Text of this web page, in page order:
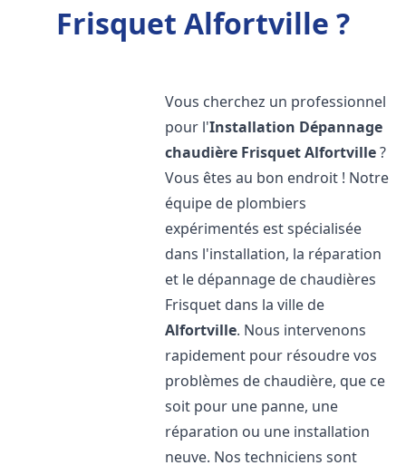
Frisquet Alfortville ?
Vous cherchez un professionnel
pour l'Installation Dépannage
chaudière FrisquetAlfortville?
Vous êtes au bon endroit ! Notre
équipe de plombiers
expérimentés est spécialisée
dans l'installation, la réparation
et le dépannage de chaudières
Frisquet dans la ville de
Alfortville. Nous intervenons
rapidement pour résoudre vos
problèmes de chaudière, que ce
soit pour une panne, une
réparation ou une installation
neuve. Nos techniciens sont